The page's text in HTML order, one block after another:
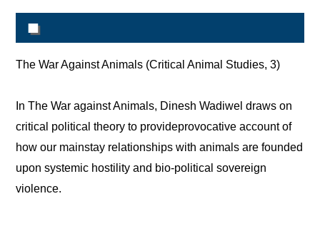
■
The War Against Animals (Critical Animal Studies, 3)
In The War against Animals, Dinesh Wadiwel draws on
critical political theory to provideprovocative account of
how our mainstay relationships with animals are founded
upon systemic hostility and bio-political sovereign
violence.